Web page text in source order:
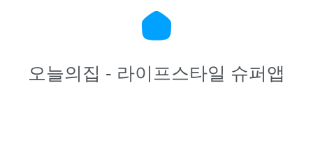
오늘의집 - 라이프스타일 슈퍼앱